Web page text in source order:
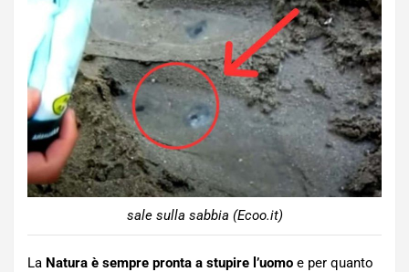
sale sulla sabbia (Ecoo.it)
La Natura è sempre pronta a stupire l’uomo e per quanto